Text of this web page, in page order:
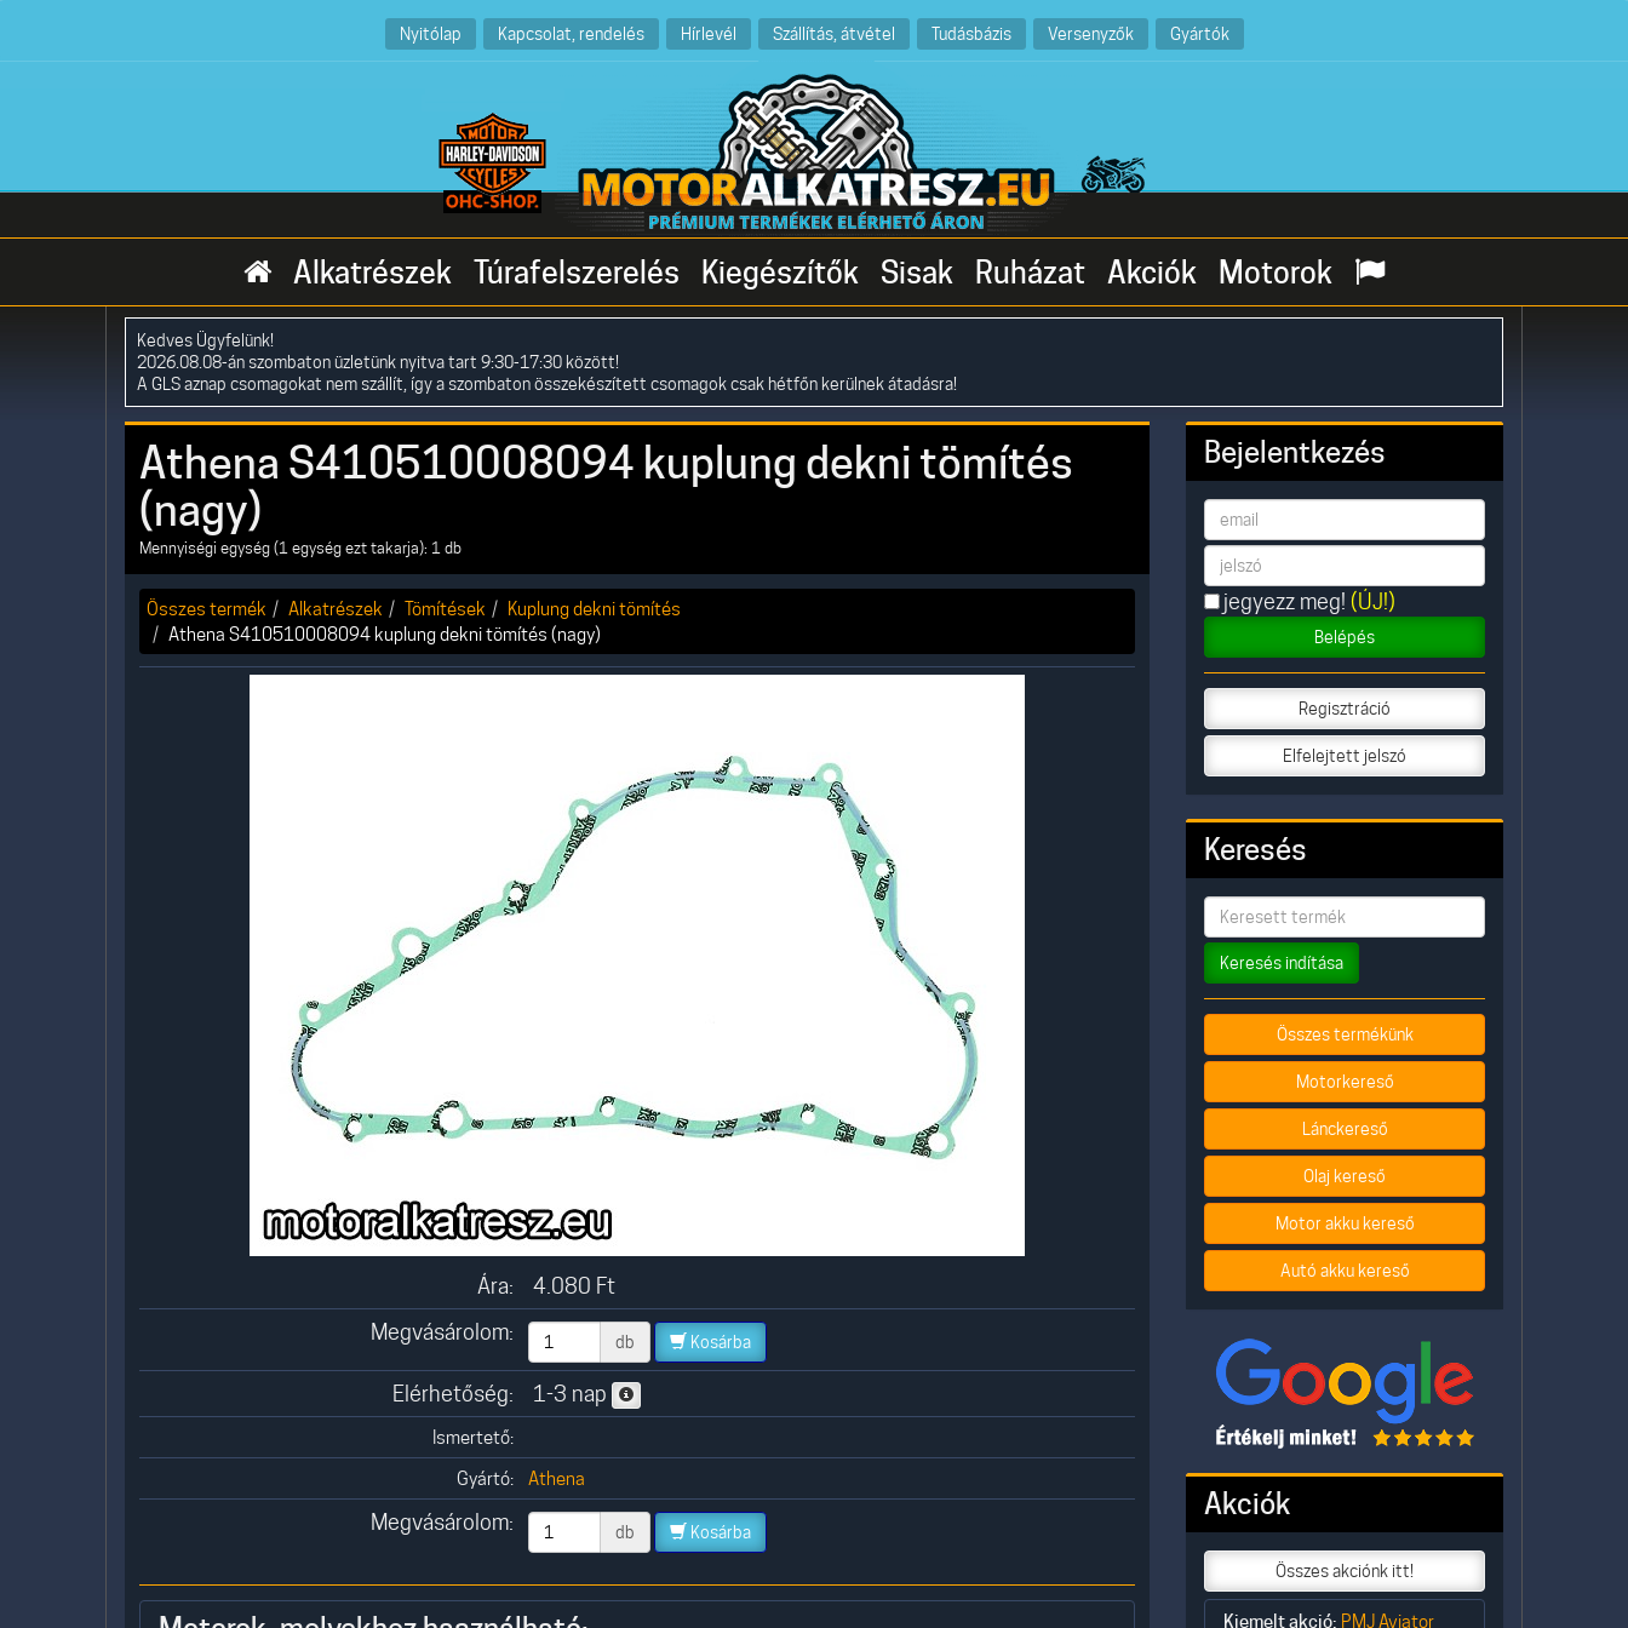
Nyitólap Kapcsolat, rendelés Hírlevél Szállítás, átvétel Tudásbázis Versenyzők Gyártók
Alkatrészek Túrafelszerelés Kiegészítők Sisak Ruházat Akciók Motorok
Kedves Ügyfelünk!
2026.08.08-án szombaton üzletünk nyitva tart 9:30-17:30 között!
A GLS aznap csomagokat nem szállít, így a szombaton összekészített csomagok csak hétfőn kerülnek átadásra!
Athena S410510008094 kuplung dekni tömítés
(nagy)
Mennyiségi egység (1 egység ezt takarja): 1 db
Összes termék Alkatrészek Tömítések
Kuplung dekni tömítés
Athena S410510008094 kuplung dekni tömítés (nagy)
Ára: 4.080 Ft
Megvásárolom:
db Kosárba
Elérhetőség: 1-3 nap
Ismertető:
Gyártó:
Athena
Megvásárolom: db Kosárba
Bejelentkezés
jegyezz meg! (ÚJ!)
Belépés
Regisztráció
Elfelejtett jelszó
Keresés
Keresés indítása
Összes termékünk
Motorkereső
Lánckereső
Olaj kereső
Motor akku kereső
Autó akku kereső
Akciók
Összes akciónk itt!
Kiemelt akció: PMJ Aviator